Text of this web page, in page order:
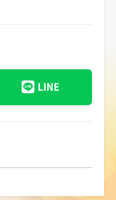
LINE